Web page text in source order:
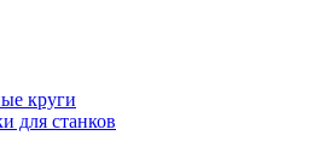
круги
для станков